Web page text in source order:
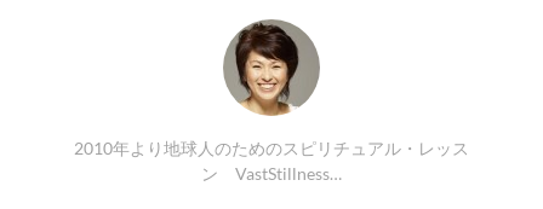
2010年より地球人のためのスピリチュアル・レッス
ン VastStillness…